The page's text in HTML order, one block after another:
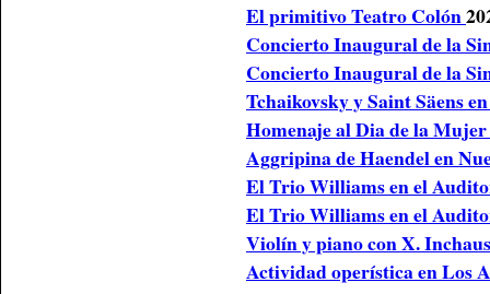
El primitivo Teatro Colón
Concierto Inaugural de la
Concierto Inaugural de la
Tchaikovsky y Saint Säens
Homenaje al Dia de la Mujer
Aggripina de Haendel en
El Trio Williams en el
El Trio Williams en el
Violín y piano con X.
Actividad operística en Los